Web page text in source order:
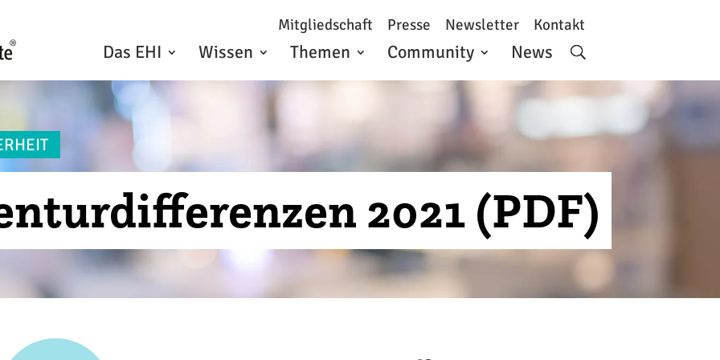
Mitgliedschaft Presse Newsletter Kontakt
Das EHI Wissen Themen Community News
2021 (PDF)